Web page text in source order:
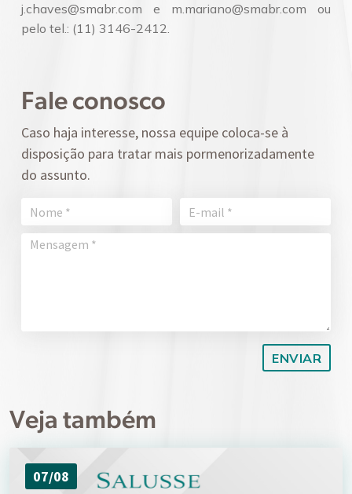
j.chaves@smabr.com e m.mariano@smabr.com ou
pelo tel.: (11) 3146-2412.
Fale conosco
Caso haja interesse, nossa equipe coloca-se à
disposição para tratar mais pormenorizadamente
do assunto.
Veja também
07/08